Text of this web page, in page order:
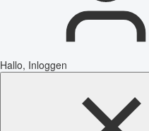
Hallo, Inloggen